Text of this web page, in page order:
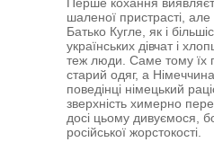
шаленої пристрасті,
Батько Кугле, як і
українських дівчат і
теж люди. Саме тому їх
старий одяг, а
поведінці німецький
зверхність химерно
досі цьому дивуємося,
російської жорстокості.